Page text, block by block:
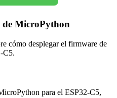
de MicroPython
cómo desplegar el firmware de
C5.
para el ESP32-C5,